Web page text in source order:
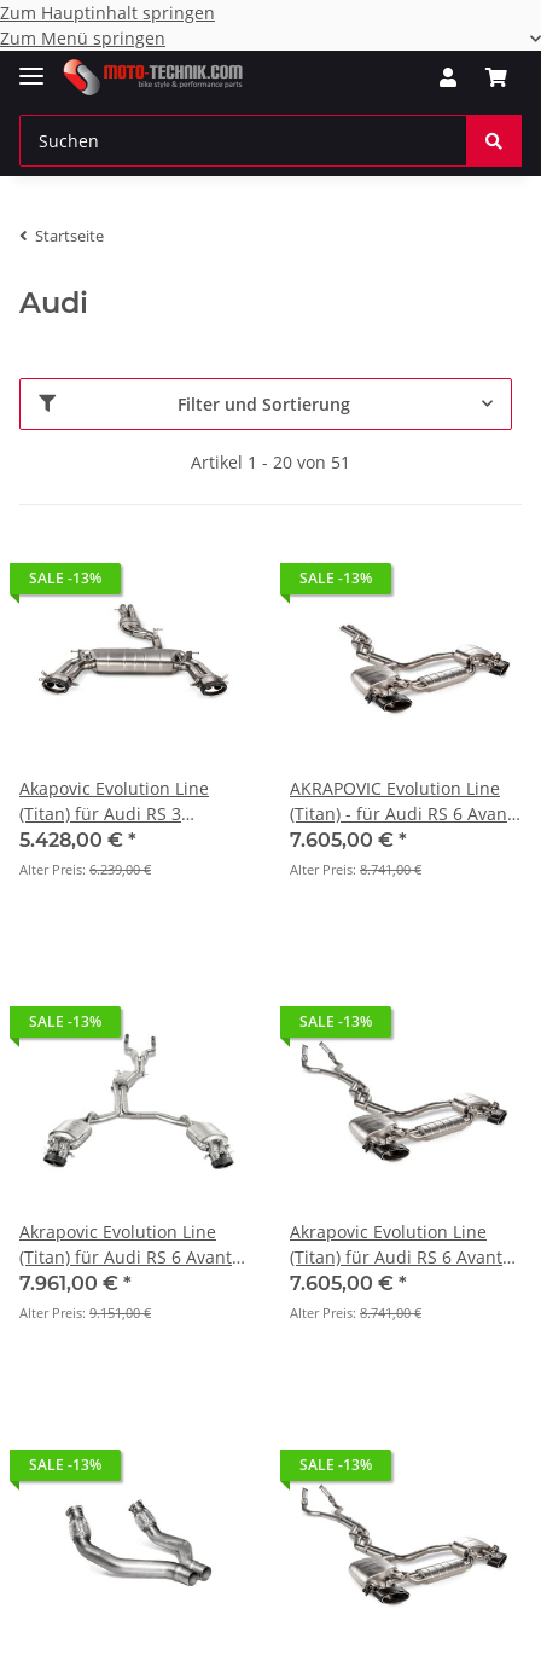
Zum Hauptinhalt springen
Zum Menü springen
Startseite
Audi
Filter und Sortierung
Artikel 1 - 20 von 51
SALE -13%
Akapovic Evolution Line
(Titan) für Audi RS 3
Sportback (8Y) / (8Y) -
OPF/GPF BJ. 2025 > 2026 (S-
5.428,00 € *
Alter Preis: 6.239,00 €
SALE -13%
AKRAPOVIC Evolution Line
(Titan) - für Audi RS 6 Avant
/ RS 7 Sportback
Performance (C8) - OPF/GPF
7.605,00 € *
Alter Preis: 8.741,00 €
SALE -13%
Akrapovic Evolution Line
(Titan) für Audi RS 6 Avant
(C7) BJ 2014 > 2018 (S-
AU/TI/3H)
7.961,00 € *
Alter Preis: 9.151,00 €
SALE -13%
Akrapovic Evolution Line
(Titan) für Audi RS 6 Avant
(C8) BJ. 2020 - 2026 - S-
AU/T/2H
7.605,00 € *
Alter Preis: 8.741,00 €
SALE -13% SALE -13%